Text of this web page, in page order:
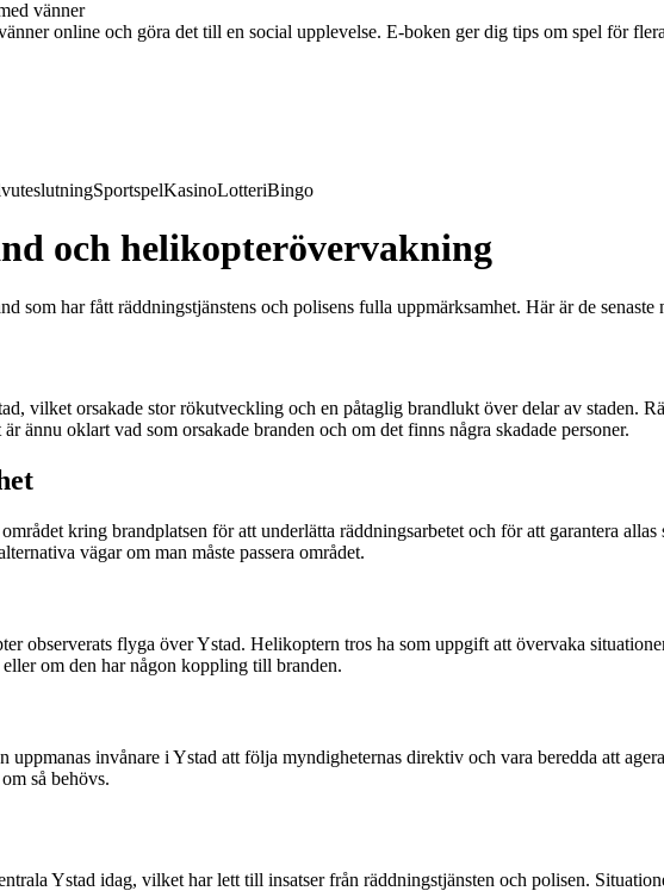
vänner
online och göra det till en social upplevelse. E-boken ger dig tips om spel för
SportspelKasinoLotteriBingo
och helikopterövervakning
som har fått räddningstjänstens och polisens fulla uppmärksamhet. Här är de
vilket orsakade stor rökutveckling och en påtaglig brandlukt över delar av staden.
ännu oklart vad som orsakade branden och om det finns några skadade personer.
kring brandplatsen för att underlätta räddningsarbetet och för att garantera
vägar om man måste passera området.
observerats flyga över Ystad. Helikoptern tros ha som uppgift att övervaka
om den har någon koppling till branden.
uppmanas invånare i Ystad att följa myndigheternas direktiv och vara beredda att
så behövs.
Ystad idag, vilket har lett till insatser från räddningstjänsten och polisen.